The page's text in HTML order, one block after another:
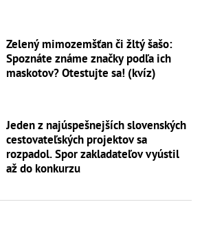
Zelený mimozemšťan či žltý šašo:
Spoznáte známe značky podľa ich
maskotov? Otestujte sa! (kvíz)
Jeden z najúspešnejších slovenských
cestovateľských projektov sa
rozpadol. Spor zakladateľov vyústil
až do konkurzu